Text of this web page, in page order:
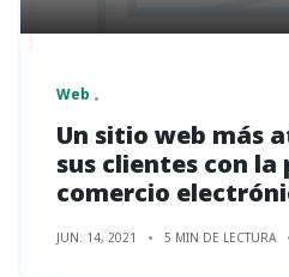
Web
Un sitio web más
sus clientes con
comercio
JUN. 14, 2021 5 MIN DE LECTURA